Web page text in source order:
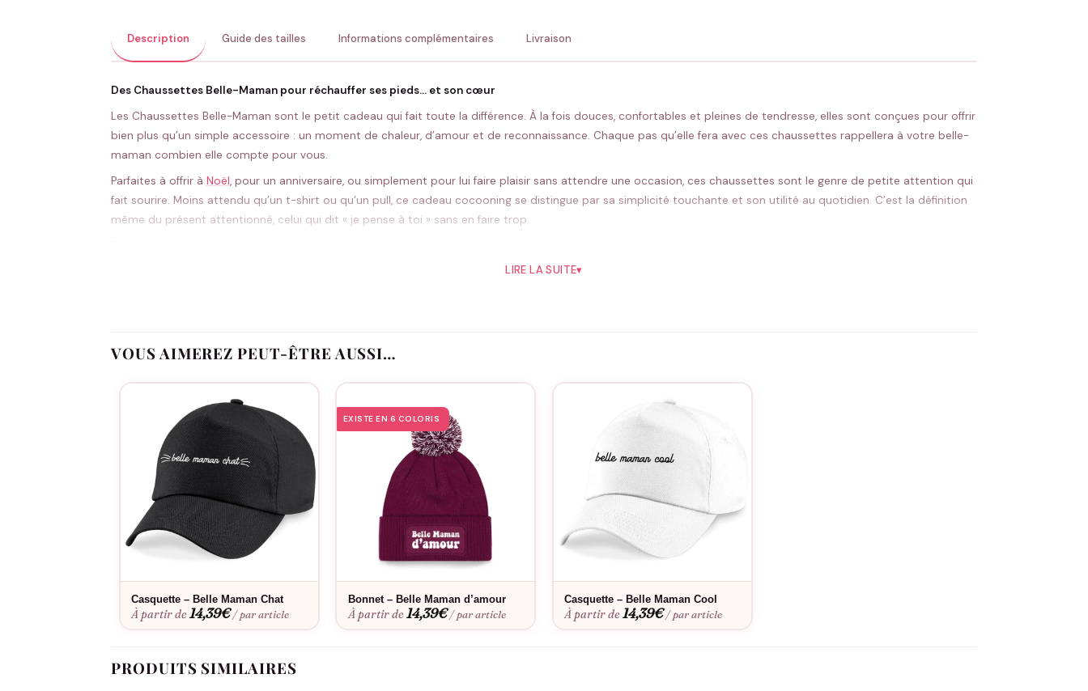
Description Guide des tailles Informations complémentaires Livraison
Des Chaussettes Belle-Maman pour réchauffer ses pieds… et son cœur
Les Chaussettes Belle-Maman sont le petit cadeau qui fait toute la différence. À la fois douces, confortables et pleines de tendresse, elles sont conçues pour offrir
bien plus qu’un simple accessoire : un moment de chaleur, d’amour et de reconnaissance. Chaque pas qu’elle fera avec ces chaussettes rappellera à votre belle-
maman combien elle compte pour vous.
Parfaites à offrir à Noël, pour un anniversaire, ou simplement pour lui faire plaisir sans attendre une occasion, ces chaussettes sont le genre de petite attention qui
fait sourire. Moins attendu qu’un t-shirt ou qu’un pull, ce cadeau cocooning se distingue par sa simplicité touchante et son utilité au quotidien. C’est la définition
même du présent attentionné, celui qui dit « je pense à toi » sans en faire trop.
un combo douillet et plein d’amour. Parfait pour les fêtes, les moments cocooning ou les dimanches en famille, ce duo fera son effet garanti auprès d’une belle-
LIRE LA SUITE▾
VOUS AIMEREZ PEUT-ÊTRE AUSSI…
Casquette – Belle Maman Chat
À partir de14,39€ / par article
EXISTE EN 6 COLORIS
Bonnet – Belle Maman d’amour
À partir de14,39€ / par article
Casquette – Belle Maman Cool
À partir de14,39€ / par article
PRODUITS SIMILAIRES